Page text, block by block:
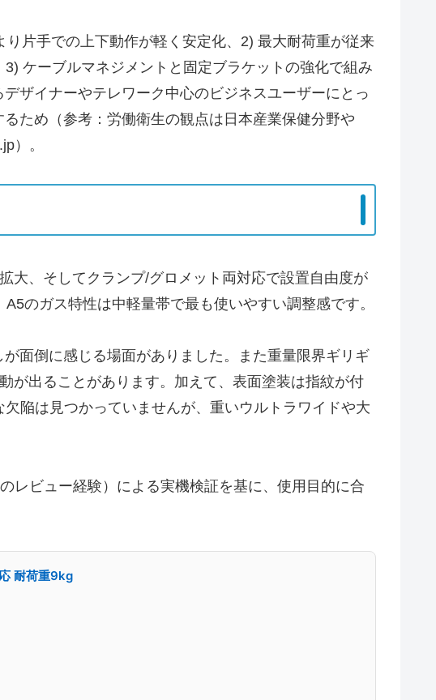
片手での上下動作が軽く安定化、2) 最大耐荷重が従来
ケーブルマネジメントと固定ブラケットの強化で組み
ザイナーやテレワーク中心のビジネスユーザーにとっ
ため（参考：労働衛生の観点は日本産業保健分野や
）。
大、そしてクランプ/グロメット両対応で設置自由度が
のガス特性は中軽量帯で最も使いやすい調整感です。
面倒に感じる場面がありました。また重量限界ギリギ
が出ることがあります。加えて、表面塗装は指紋が付
陥は見つかっていませんが、重いウルトラワイドや大
レビュー経験）による実機検証を基に、使用目的に合
耐荷重9kg